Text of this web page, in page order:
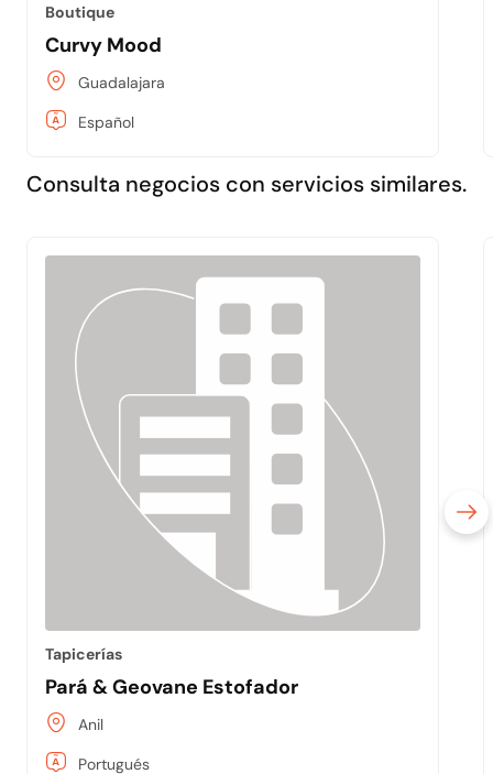
Boutique
Curvy Mood
Guadalajara
Español
Consulta negocios con servicios similares.
Tapicerías
Pará & Geovane Estofador
Anil
Portugués